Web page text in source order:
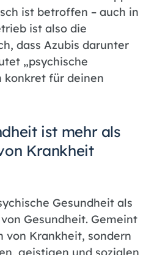
ist betroffen – auch in
ist also die
dass Azubis darunter
„psychische
konkret für deinen
ist mehr als
Krankheit
Gesundheit als
Gesundheit. Gemeint
von Krankheit, sondern